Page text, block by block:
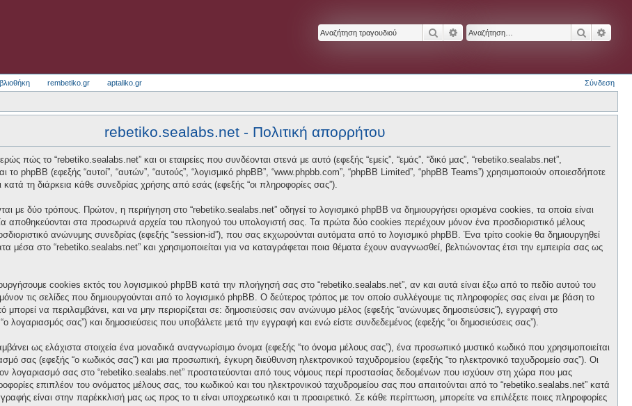
ΑναζήτησηΕιδική αναζήτηση
rembetiko.gr aptaliko.gr Σύνδεση
rebetiko.sealabs.net - Πολιτική απορρήτου
πώς το “rebetiko.sealabs.net” και οι εταιρείες που συνδέονται στενά με αυτό (εφεξής “εμείς”, “εμάς”, “δικό μας”, “rebetiko.sealabs.net”,
phpBB (εφεξής “αυτοί”, “αυτών”, “αυτούς”, “λογισμικό phpBB”, “www.phpbb.com”, “phpBB Limited”, “phpBB Teams”) χρησιμοποιούν οποιεσδήποτε
τη διάρκεια κάθε συνεδρίας χρήσης από εσάς (εφεξής “οι πληροφορίες σας”).
με δύο τρόπους. Πρώτον, η περιήγηση στο “rebetiko.sealabs.net” οδηγεί το λογισμικό phpBB να δημιουργήσει ορισμένα cookies, τα οποία είναι
αποθηκεύονται στα προσωρινά αρχεία του πλοηγού του υπολογιστή σας. Τα πρώτα δύο cookies περιέχουν μόνον ένα προσδιοριστικό μέλους
ανώνυμης συνεδρίας (εφεξής “session-id”), που σας εκχωρούνται αυτόματα από το λογισμικό phpBB. Ένα τρίτο cookie θα δημιουργηθεί
μέσα στο “rebetiko.sealabs.net” και χρησιμοποιείται για να καταγράφεται ποια θέματα έχουν αναγνωσθεί, βελτιώνοντας έτσι την εμπειρία σας ως
cookies εκτός του λογισμικού phpBB κατά την πλοήγησή σας στο “rebetiko.sealabs.net”, αν και αυτά είναι έξω από το πεδίο αυτού του
τις σελίδες που δημιουργούνται από το λογισμικό phpBB. Ο δεύτερος τρόπος με τον οποίο συλλέγουμε τις πληροφορίες σας είναι με βάση το
μπορεί να περιλαμβάνει, και να μην περιορίζεται σε: δημοσιεύσεις σαν ανώνυμο μέλος (εφεξής “ανώνυμες δημοσιεύσεις”), εγγραφή στο
λογαριασμός σας”) και δημοσιεύσεις που υποβάλετε μετά την εγγραφή και ενώ είστε συνδεδεμένος (εφεξής “οι δημοσιεύσεις σας”).
ως ελάχιστα στοιχεία ένα μοναδικά αναγνωρίσιμο όνομα (εφεξής “το όνομα μέλους σας”), ένα προσωπικό μυστικό κωδικό που χρησιμοποιείται
σας (εφεξής “ο κωδικός σας”) και μια προσωπική, έγκυρη διεύθυνση ηλεκτρονικού ταχυδρομείου (εφεξής “το ηλεκτρονικό ταχυδρομείο σας”). Οι
λογαριασμό σας στο “rebetiko.sealabs.net” προστατεύονται από τους νόμους περί προστασίας δεδομένων που ισχύουν στη χώρα που μας
επιπλέον του ονόματος μέλους σας, του κωδικού και του ηλεκτρονικού ταχυδρομείου σας που απαιτούνται από το “rebetiko.sealabs.net” κατά
είναι στην παρέκκλισή μας ως προς το τι είναι υποχρεωτικό και τι προαιρετικό. Σε κάθε περίπτωση, μπορείτε να επιλέξετε ποιες πληροφορίες